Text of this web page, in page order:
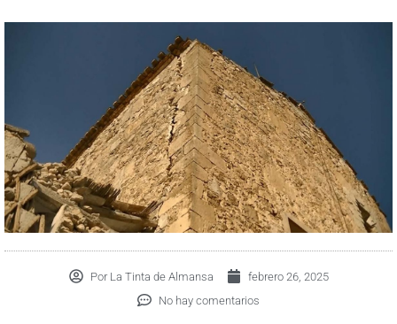
PorLa Tinta de Almansa
febrero 26, 2025
No hay comentarios